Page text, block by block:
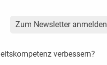
Zum Newsletter anmelden
verbessern?